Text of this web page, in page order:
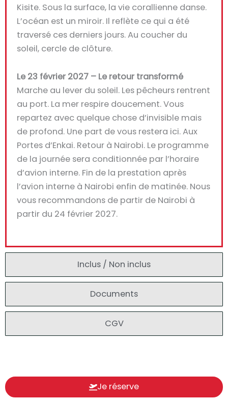
Inclus / Non inclus
Documents
CGV
Kisite. Sous la surface, la vie corallienne danse.
L’océan est un miroir. Il reflète ce qui a été
traversé ces derniers jours. Au coucher du
soleil, cercle de clôture.
Le 23 février 2027 – Le retour transformé
Marche au lever du soleil. Les pêcheurs rentrent
au port. La mer respire doucement. Vous
repartez avec quelque chose d’invisible mais
de profond. Une part de vous restera ici. Aux
Portes d’Enkai. Retour à Nairobi. Le programme
de la journée sera conditionnée par l’horaire
d’avion interne. Fin de la prestation après
l’avion interne à Nairobi enfin de matinée. Nous
vous recommandons de partir de Nairobi à
partir du 24 février 2027.
Je réserve